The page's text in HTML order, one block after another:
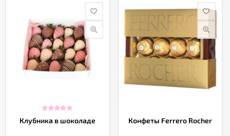
Клубника в шоколаде Конфеты Ferrero Rocher